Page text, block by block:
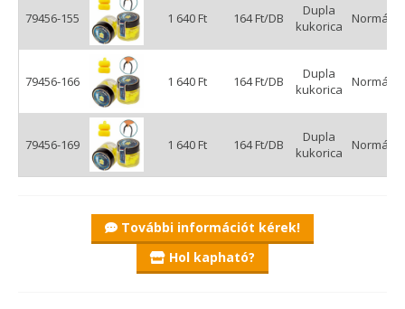
79456-155 1 640 Ft 164 Ft/DB
Dupla
kukorica
Normál
79456-166 1 640 Ft 164 Ft/DB
Dupla
kukorica
Normál
79456-169 1 640 Ft 164 Ft/DB
Dupla
kukorica
Normál
További információt kérek!
Hol kapható?